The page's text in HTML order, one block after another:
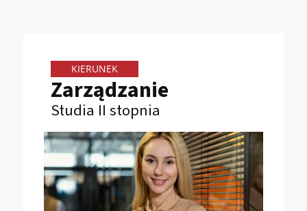
KIERUNEK
Zarządzanie
Studia II stopnia